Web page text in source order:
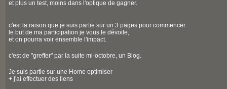
et plus un test, moins dans l'optique de gagner.
c'est la raison que je suis partie sur un 3 pages pour commencer.
le but de ma participation je vous le dévoile,
et on pourra voir ensemble l'impact.
c'est de "greffer" par la suite mi-octobre, un Blog.
Je suis partie sur une Home optimiser
+ j'ai effectuer des liens